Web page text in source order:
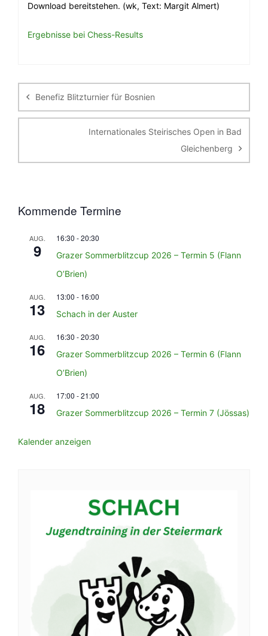
Download bereitstehen. (wk, Text: Margit Almert)
Ergebnisse bei Chess-Results
Benefiz Blitzturnier für Bosnien
Internationales Steirisches Open in Bad
Gleichenberg
Kommende Termine
AUG.
9
16:30 -20:30
Grazer Sommerblitzcup 2026 – Termin 5 (Flann
O’Brien)
AUG.
13
13:00 - 16:00
Schach in der Auster
AUG.
16
16:30 -20:30
Grazer Sommerblitzcup 2026 – Termin 6 (Flann
O’Brien)
AUG.
18
17:00 -21:00
Grazer Sommerblitzcup 2026 – Termin 7 (Jössas)
Kalender anzeigen